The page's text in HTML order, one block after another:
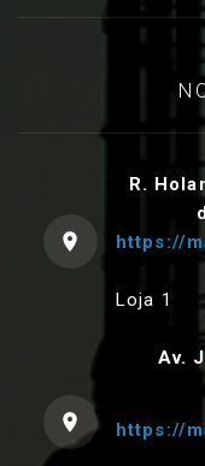
R.
https://
Loja 1
Av.
https://